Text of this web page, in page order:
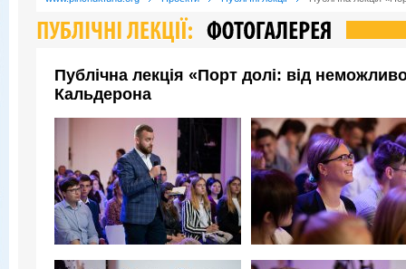
Публічна лекція «Порт долі: від
Кальдерона